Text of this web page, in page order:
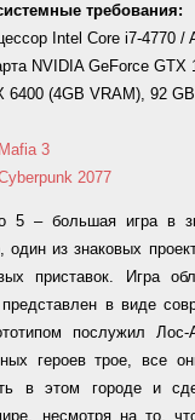
требования:
Intel Core i7-4770 /
NVIDIA GeForce GTX
6400 (4GB VRAM), 92
Mafia 3
2077
5 – большая игра в
один из знаковых
приставок. Игра
в виде
послужил
героев трое, все
в этом городе и
несмотря на то,